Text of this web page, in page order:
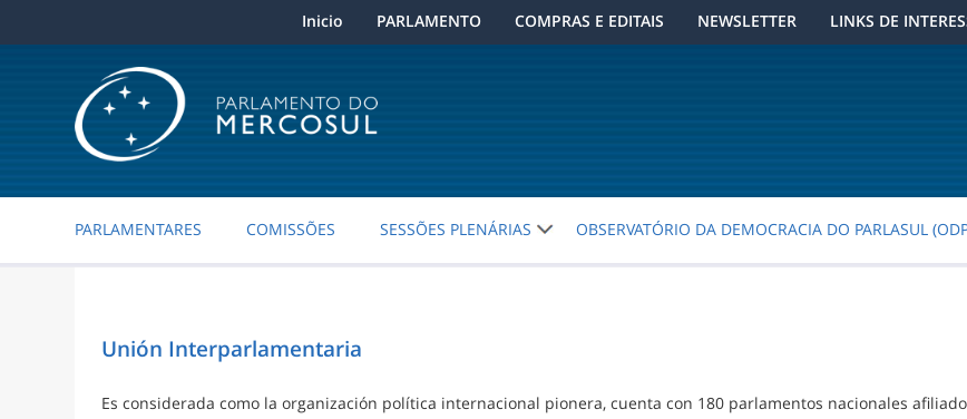
Inicio PARLAMENTO COMPRAS E EDITAIS NEWSLETTER LINKS DE
PARLAMENTARES COMISSÕES SESSÕES PLENÁRIAS OBSERVATÓRIO DA DEMOCRACIA DO PARLASUL
Unión Interparlamentaria
Es considerada como la organización política internacional pionera, cuenta con 180 parlamentos nacionales